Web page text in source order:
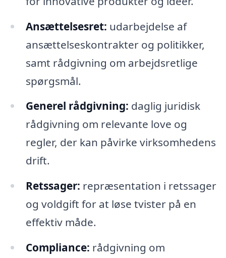
Ansættelsesret: udarbejdelse af
ansættelseskontrakter og politikker,
samt rådgivning om arbejdsretlige
spørgsmål.
Generel rådgivning: daglig juridisk
rådgivning om relevante love og
regler, der kan påvirke virksomhedens
drift.
Retssager: repræsentation i retssager
og voldgift for at løse tvister på en
effektiv måde.
Compliance: rådgivning om